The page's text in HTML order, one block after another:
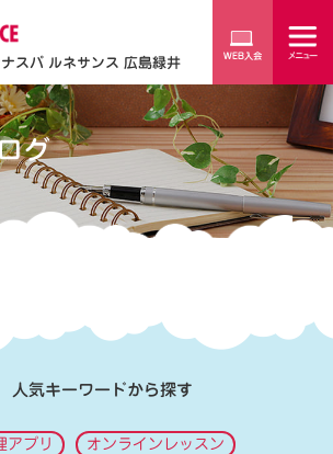
スパ ルネサンス 広島緑井
グ
人気キーワードから探す
アプリ オンラインレッスン